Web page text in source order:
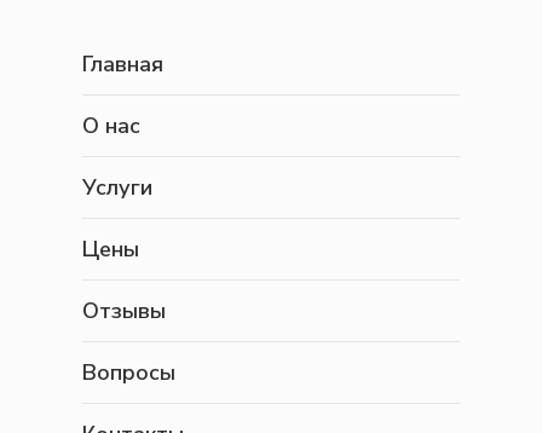
Главная
О нас
Услуги
Цены
Отзывы
Вопросы